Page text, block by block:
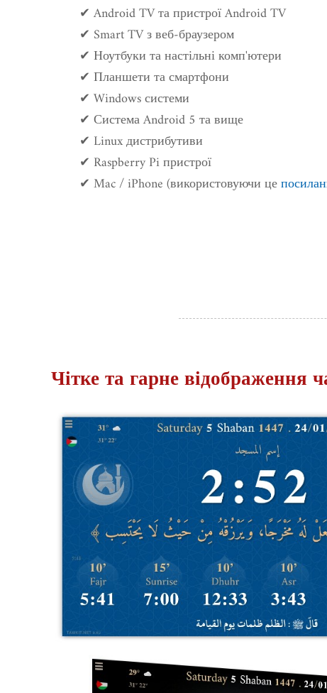
✔ Android TV та пристрої Android TV
✔ Smart TV з веб-браузером
✔ Ноутбуки та настільні комп'ютери
✔ Планшети та смартфони
✔ Windows системи
✔ Система Android 5 та вище
✔ Linux дистрибутиви
✔ Raspberry Pi пристрої
✔ Mac / iPhone (використовуючи це
Чітке та гарне відображення